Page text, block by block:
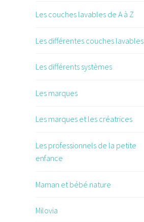
Les couches lavables de A à Z
Les différentes couches lavables
Les différents systèmes
Les marques
Les marques et les créatrices
Les professionnels de la petite
enfance
Maman et bébé nature
Milovia